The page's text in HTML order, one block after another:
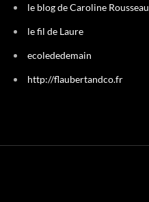
le blog de Caroline Rousseau
le fil de Laure
ecolededemain
http://flaubertandco.fr